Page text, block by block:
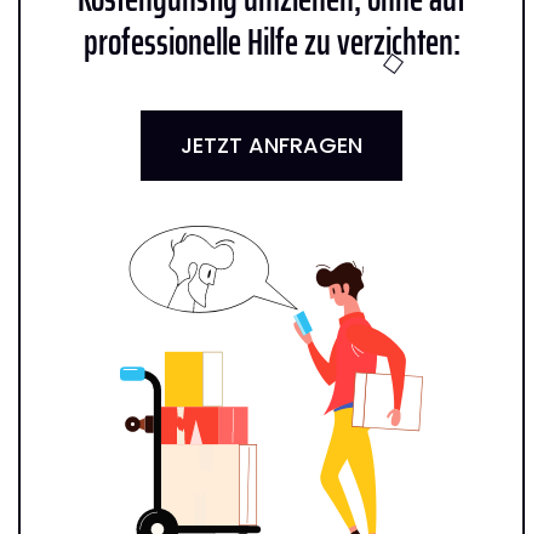
professionelle Hilfe zu verzichten:
JETZT ANFRAGEN